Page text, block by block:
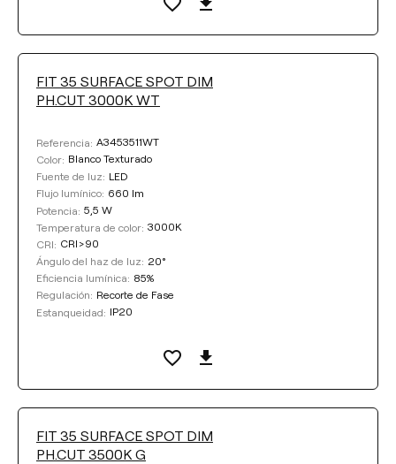
FIT 35 SURFACE SPOT DIM
PH.CUT 3000K WT
Referencia: A3453511WT
Color: Blanco Texturado
Fuente de luz: LED
Flujo lumínico: 660 lm
Potencia: 5,5 W
Temperatura de color: 3000K
CRI: CRI>90
Ángulo del haz de luz: 20°
Eficiencia lumínica: 85%
Regulación: Recorte de Fase
Estanqueidad: IP20
FIT 35 SURFACE SPOT DIM
PH.CUT 3500K G